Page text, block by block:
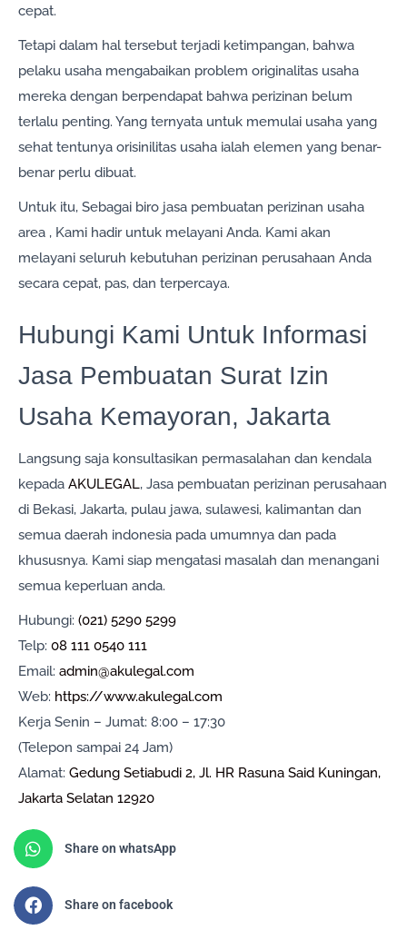
cepat.
Tetapi dalam hal tersebut terjadi ketimpangan, bahwa
pelaku usaha mengabaikan problem originalitas usaha
mereka dengan berpendapat bahwa perizinan belum
terlalu penting. Yang ternyata untuk memulai usaha yang
sehat tentunya orisinilitas usaha ialah elemen yang benar-
benar perlu dibuat.
Untuk itu, Sebagai biro jasa pembuatan perizinan usaha
area , Kami hadir untuk melayani Anda. Kami akan
melayani seluruh kebutuhan perizinan perusahaan Anda
secara cepat, pas, dan terpercaya.
Hubungi Kami Untuk Informasi
Jasa Pembuatan Surat Izin
Usaha Kemayoran, Jakarta
Langsung saja konsultasikan permasalahan dan kendala
kepada AKULEGAL, Jasa pembuatan perizinan perusahaan
di Bekasi, Jakarta, pulau jawa, sulawesi, kalimantan dan
semua daerah indonesia pada umumnya dan pada
khususnya. Kami siap mengatasi masalah dan menangani
semua keperluan anda.
Hubungi: (021) 5290 5299
Telp: 08 111 0540 111
Email: admin@akulegal.com
Web: https://www.akulegal.com
Kerja Senin – Jumat: 8:00 – 17:30
(Telepon sampai 24 Jam)
Alamat: Gedung Setiabudi 2, Jl. HR Rasuna Said Kuningan,
Jakarta Selatan 12920
Share on whatsApp
Share on facebook